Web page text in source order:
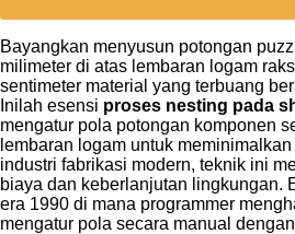
Bayangkan menyusun potongan
milimeter di atas lembaran logam
sentimeter material yang terbuang
Inilah esensi proses nesting pada
mengatur pola potongan komponen
lembaran logam untuk
industri fabrikasi modern, teknik ini
biaya dan keberlanjutan lingkungan.
era 1990 di mana programmer
mengatur pola secara manual